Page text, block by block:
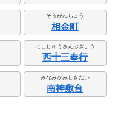
そうがねちょう
相金町
にしじゅうさんぶぎょう
西十三奉行
みなみかみしきだい
南神敷台